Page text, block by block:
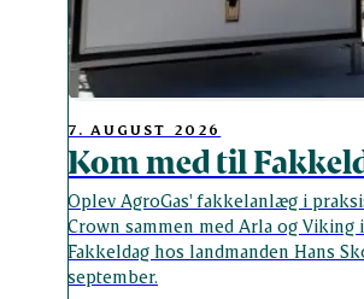
7. AUGUST 2026
Kom med til
Oplev AgroGas' fakkelanlæg i
Crown sammen med Arla og Viking
Fakkeldag hos landmanden Hans
september.